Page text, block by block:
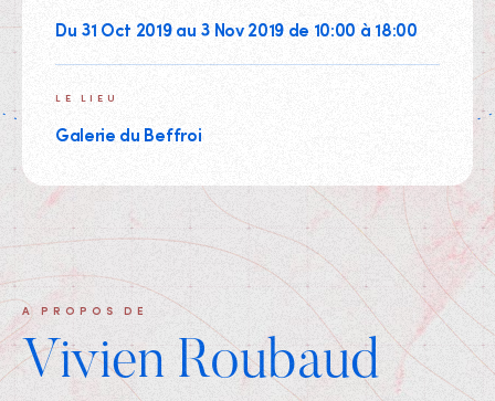
Du 31 Oct 2019 au 3 Nov 2019 de 10:00 à 18:00
LE LIEU
Galerie du Beffroi
A PROPOS DE
Vivien Roubaud